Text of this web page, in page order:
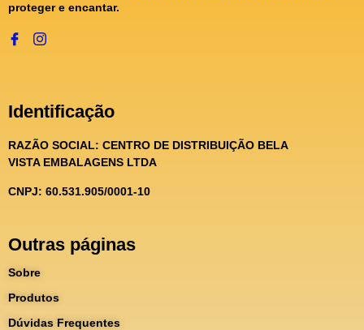
proteger e encantar.
Identificação
RAZÃO SOCIAL: CENTRO DE DISTRIBUIÇÃO BELA
VISTA EMBALAGENS LTDA
CNPJ: 60.531.905/0001-10
Outras páginas
Sobre
Produtos
Dúvidas Frequentes